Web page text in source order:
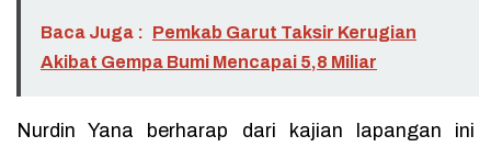
Baca Juga : Pemkab Garut Taksir Kerugian
Akibat Gempa Bumi Mencapai 5,8 Miliar
Nurdin Yana berharap dari kajian lapangan ini